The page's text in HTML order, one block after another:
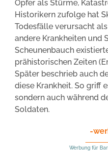
Opfer als Stürme,
Historikern zufolge hat
Todesfälle verursacht
andere Krankheiten und
Scheunenbauch
prähistorischen Zeiten
Später beschrieb auch
diese Krankheit. So griff
sondern auch während
Soldaten.
-
Werbung für